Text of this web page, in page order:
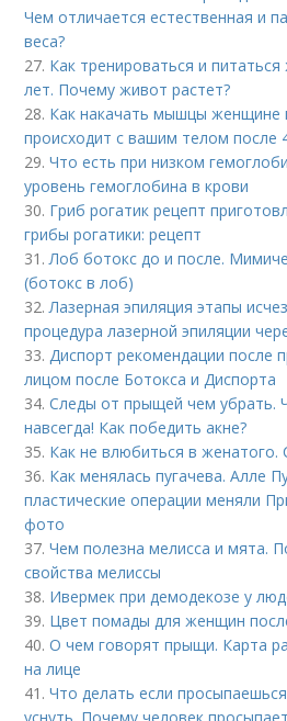
Чем отличается естественная и
веса?
27. Как тренироваться и
лет. Почему живот растет?
28. Как накачать мышцы женщине
происходит с вашим телом после
29.Что есть при низком
уровень гемоглобина в крови
30. Гриб рогатик рецепт
грибы рогатики: рецепт
31.Лоб ботокс до и после.
(ботокс в лоб)
32.Лазерная эпиляция этапы
процедура лазерной эпиляции
33.Диспорт рекомендации после
лицом после Ботокса и Диспорта
34.Следы от прыщей чем убрать.
навсегда! Как победить акне?
35. Как не влюбиться в женатого.
36. Как менялась пугачева. Алле
пластические операции меняли
фото
37.Чем полезна мелисса и мята.
свойства мелиссы
38. Ивермек при демодекозе у
39. Цвет помады для женщин
40.О чем говорят прыщи. Карта
на лице
41.Что делать если